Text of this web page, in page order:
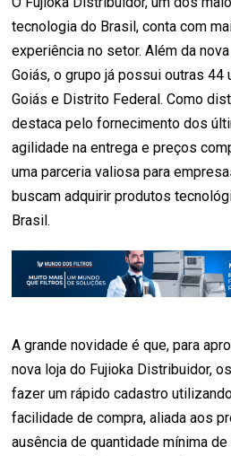
tecnologia do Brasil, conta com
experiência no setor. Além da
Goiás, o grupo já possui outras
Goiás e Distrito Federal. Como
destaca pelo fornecimento dos
agilidade na entrega e preços
uma parceria valiosa para
buscam adquirir produtos
Brasil.
A grande novidade é que, para
nova loja do Fujioka Distribuidor,
fazer um rápido cadastro
facilidade de compra, aliada aos
ausência de quantidade mínima